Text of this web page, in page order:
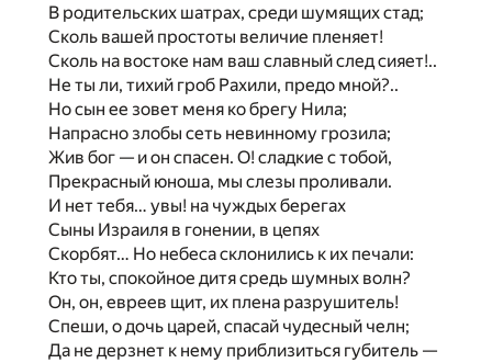
В родительских шатрах, среди шумящих стад;
Сколь вашей простоты величие пленяет!
Сколь на востоке нам ваш славный след сияет!..
Не ты ли, тихий гроб Рахили, предо мной?..
Но сын ее зовет меня ко брегу Нила;
Напрасно злобы сеть невинному грозила;
Жив бог — и он спасен. О! сладкие с тобой,
Прекрасный юноша, мы слезы проливали.
И нет тебя… увы! на чуждых берегах
Сыны Израиля в гонении, в цепях
Скорбят… Но небеса склонились к их печали:
Кто ты, спокойное дитя средь шумных волн?
Он, он, евреев щит, их плена разрушитель!
Спеши, о дочь царей, спасай чудесный челн;
Да не дерзнет к нему приблизиться губитель —